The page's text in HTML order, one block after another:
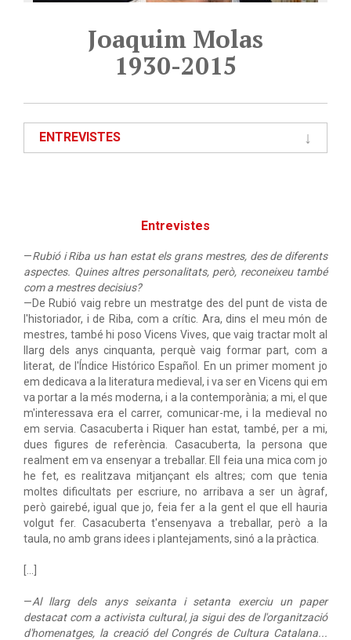
Joaquim Molas
1930-2015
ENTREVISTES
Entrevistes
—Rubió i Riba us han estat els grans mestres, des de diferents
aspectes. Quines altres personalitats, però, reconeixeu també
com a mestres decisius?
—De Rubió vaig rebre un mestratge des del punt de vista de
l'historiador, i de Riba, com a crític. Ara, dins el meu món de
mestres, també hi poso Vicens Vives, que vaig tractar molt al
llarg dels anys cinquanta, perquè vaig formar part, com a
literat, de l'Índice Histórico Español. En un primer moment jo
em dedicava a la literatura medieval, i va ser en Vicens qui em
va portar a la més moderna, i a la contemporània; a mi, el que
m'interessava era el carrer, comunicar-me, i la medieval no
em servia. Casacuberta i Riquer han estat, també, per a mi,
dues figures de referència. Casacuberta, la persona que
realment em va ensenyar a treballar. Ell feia una mica com jo
he fet, es realitzava mitjançant els altres; com que tenia
moltes dificultats per escriure, no arribava a ser un àgraf,
però gairebé, igual que jo, feia fer a la gent el que ell hauria
volgut fer. Casacuberta t'ensenyava a treballar, però a la
taula, no amb grans idees i plantejaments, sinó a la pràctica.
—Al llarg dels anys seixanta i setanta exerciu un paper
destacat com a activista cultural, ja sigui des de l'organització
d'homenatges, la creació del Congrés de Cultura Catalana...